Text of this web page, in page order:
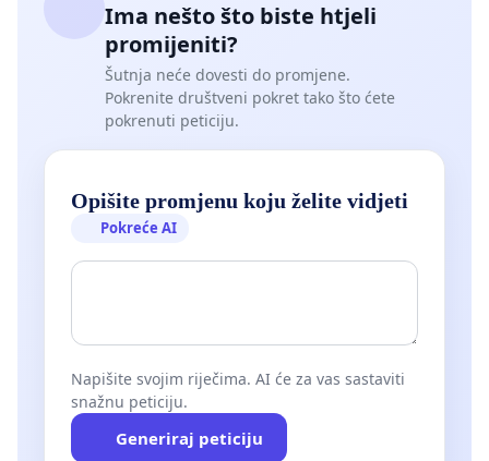
Ima nešto što biste htjeli
promijeniti?
Šutnja neće dovesti do promjene.
Pokrenite društveni pokret tako što ćete
pokrenuti peticiju.
Opišite promjenu koju želite vidjeti
Pokreće AI
Napišite svojim riječima. AI će za vas sastaviti
snažnu peticiju.
Generiraj peticiju